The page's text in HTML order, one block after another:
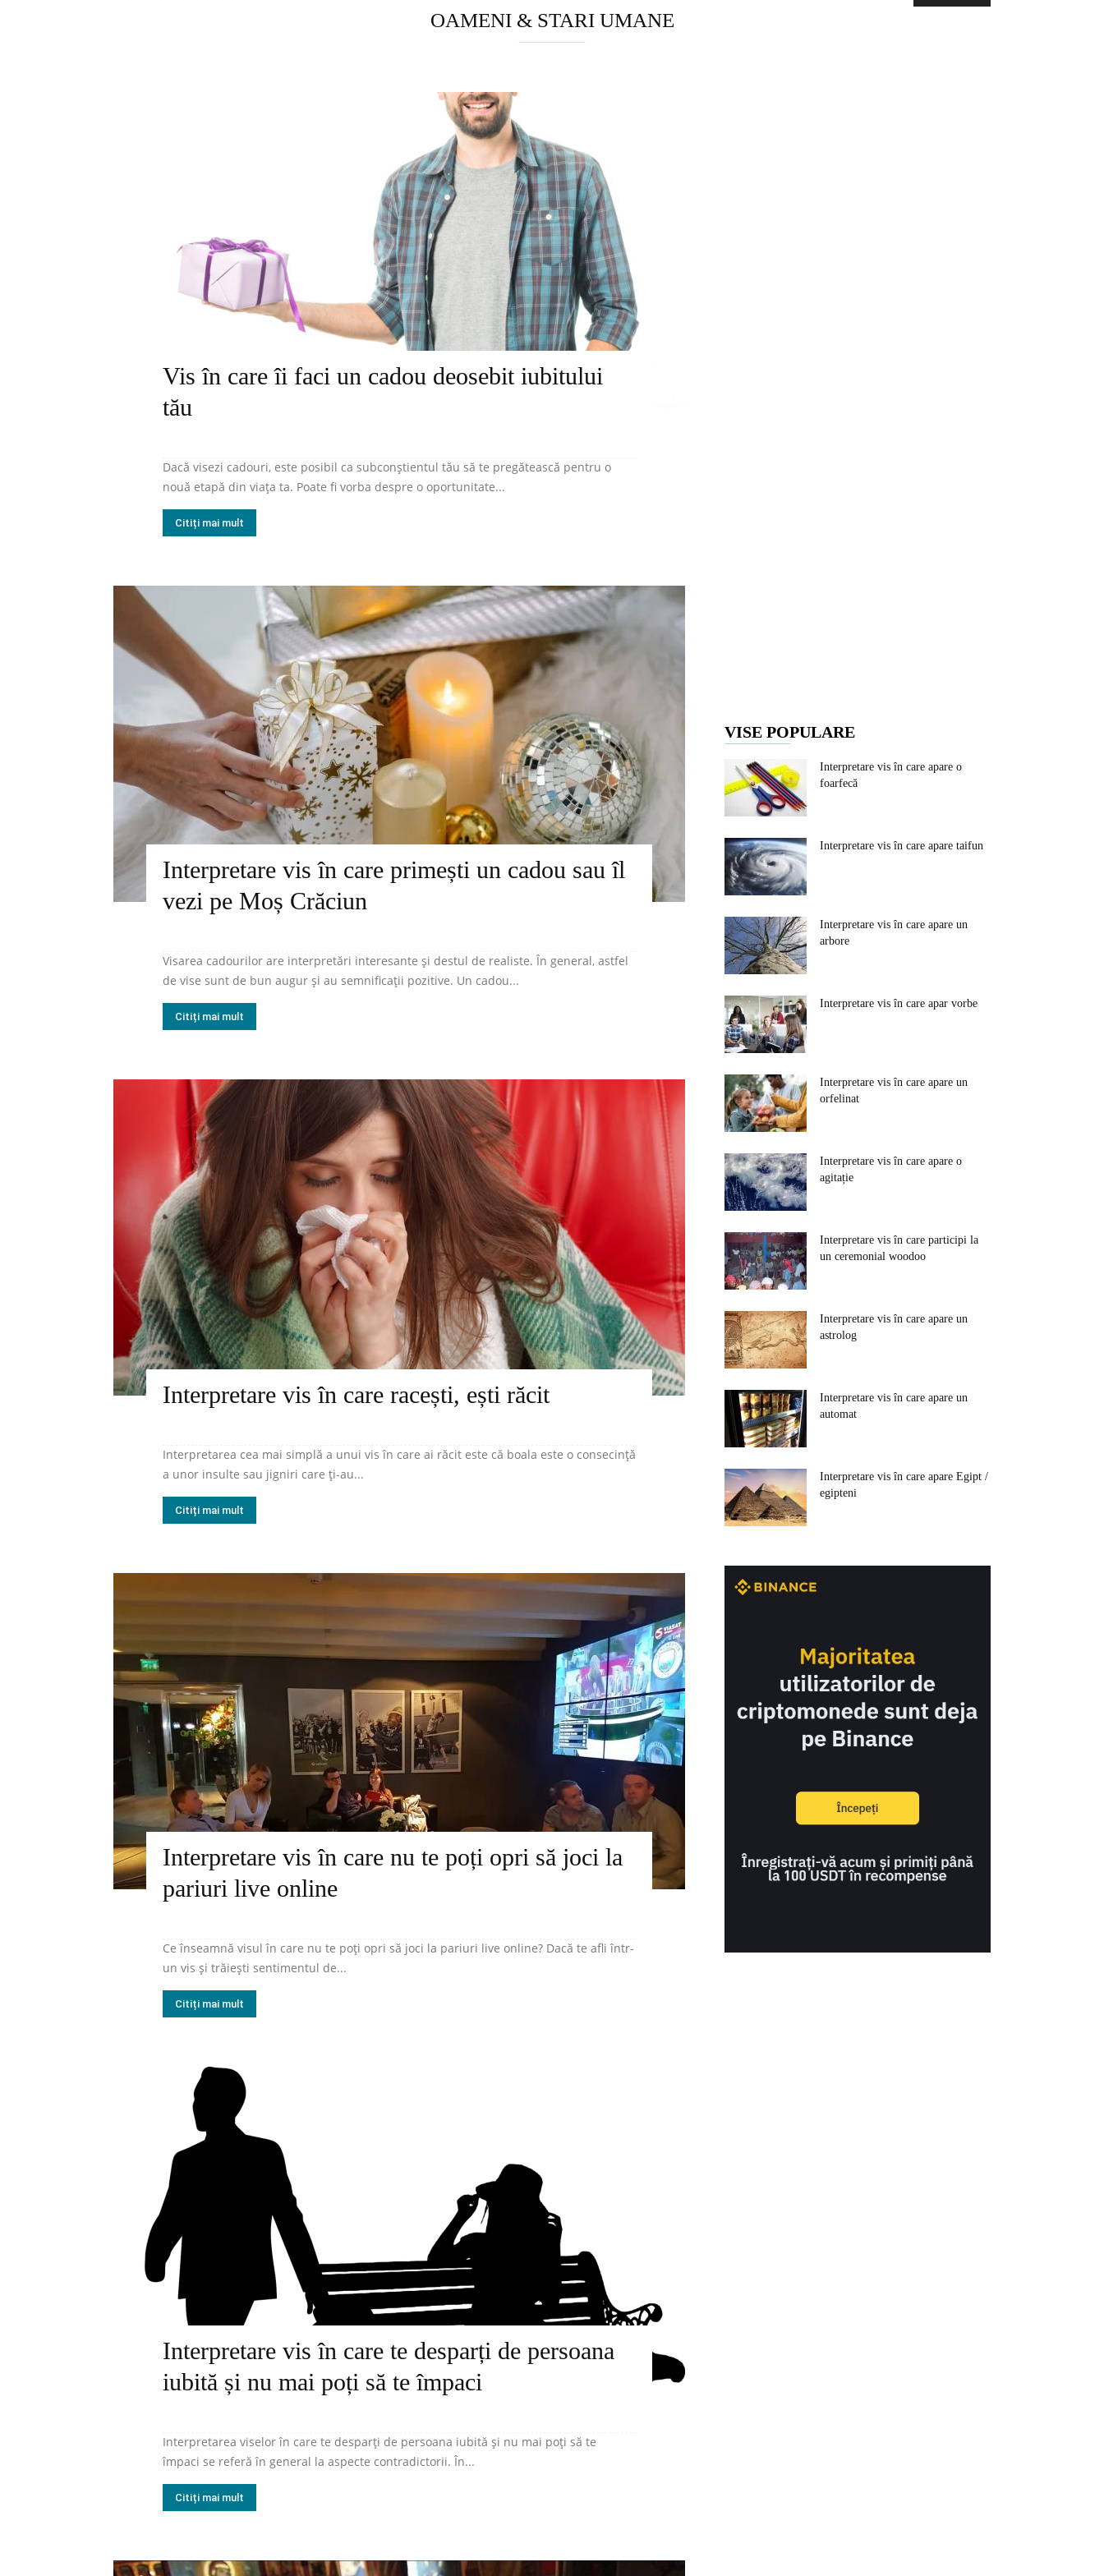
OAMENI & STARI UMANE
Vis în care îi faci un cadou deosebit iubitului
tău
Dacă visezi cadouri, este posibil ca subconștientul tău să te pregătească pentru o
nouă etapă din viața ta. Poate fi vorba despre o oportunitate...
Citiți mai mult
Interpretare vis în care primești un cadou sau îl
vezi pe Moș Crăciun
Visarea cadourilor are interpretări interesante și destul de realiste. În general, astfel
de vise sunt de bun augur și au semnificații pozitive. Un cadou...
Citiți mai mult
Interpretare vis în care racești, ești răcit
Interpretarea cea mai simplă a unui vis în care ai răcit este că boala este o consecință
a unor insulte sau jigniri care ți-au...
Citiți mai mult
Interpretare vis în care nu te poți opri să joci la
pariuri live online
Ce înseamnă visul în care nu te poți opri să joci la pariuri live online? Dacă te afli într-
un vis și trăiești sentimentul de...
Citiți mai mult
Interpretare vis în care te desparți de persoana
iubită și nu mai poți să te împaci
Interpretarea viselor în care te desparți de persoana iubită și nu mai poți să te
împaci se referă în general la aspecte contradictorii. În...
Citiți mai mult
VISE POPULARE
Interpretare vis în care apare o
foarfecă
Interpretare vis în care apare taifun
Interpretare vis în care apare un
arbore
Interpretare vis în care apar vorbe
Interpretare vis în care apare un
orfelinat
Interpretare vis în care apare o
agitație
Interpretare vis în care participi la
un ceremonial woodoo
Interpretare vis în care apare un
astrolog
Interpretare vis în care apare un
automat
Interpretare vis în care apare Egipt /
egipteni